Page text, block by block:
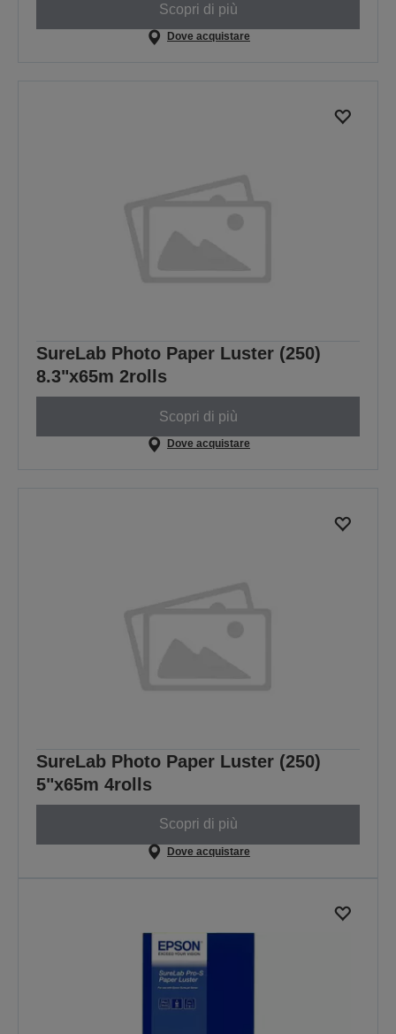
Scopri di più
Dove acquistare
SureLab Photo Paper Luster (250)
8.3"x65m 2rolls
Scopri di più
Dove acquistare
SureLab Photo Paper Luster (250)
5"x65m 4rolls
Scopri di più
Dove acquistare